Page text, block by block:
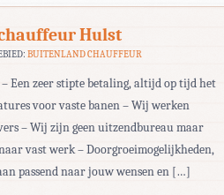
Hulst
BUITENLAND CHAUFFEUR
Een zeer stipte betaling, altijd op tijd het
voor vaste banen – Wij werken
– Wij zijn geen uitzendbureau maar
vast werk – Doorgroeimogelijkheden,
passend naar jouw wensen en […]